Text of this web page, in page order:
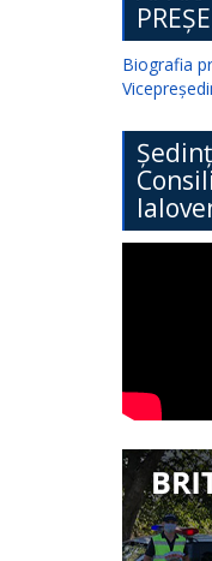
Biografia